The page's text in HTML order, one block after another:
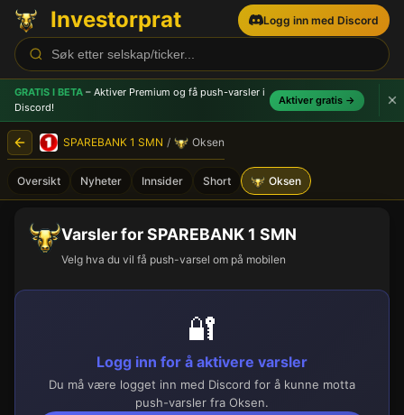
Investorprat Logg inn med Discord
GRATIS I BETA – Aktiver Premium og få push-varsler i
Discord!
Aktiver gratis →
SPAREBANK 1 SMN / Oksen
Oversikt Nyheter Innsider Short Oksen
Varsler for SPAREBANK 1 SMN
Velg hva du vil få push-varsel om på mobilen
🔐
Logg inn for å aktivere varsler
Du må være logget inn med Discord for å kunne motta
push-varsler fra Oksen.